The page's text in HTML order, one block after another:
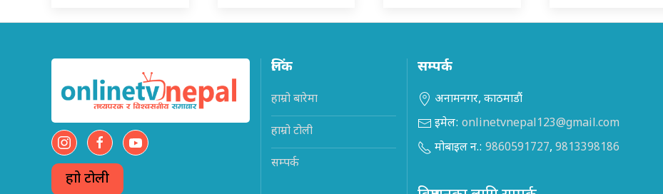
हाम्रो टोली
लिंक
हाम्रो बारेमा
हाम्रो टोली
सम्पर्क
सम्पर्क
अनामनगर, काठमाडौं
इमेल: onlinetvnepal123@gmail.com
मोबाइल न.: 9860591727, 9813398186